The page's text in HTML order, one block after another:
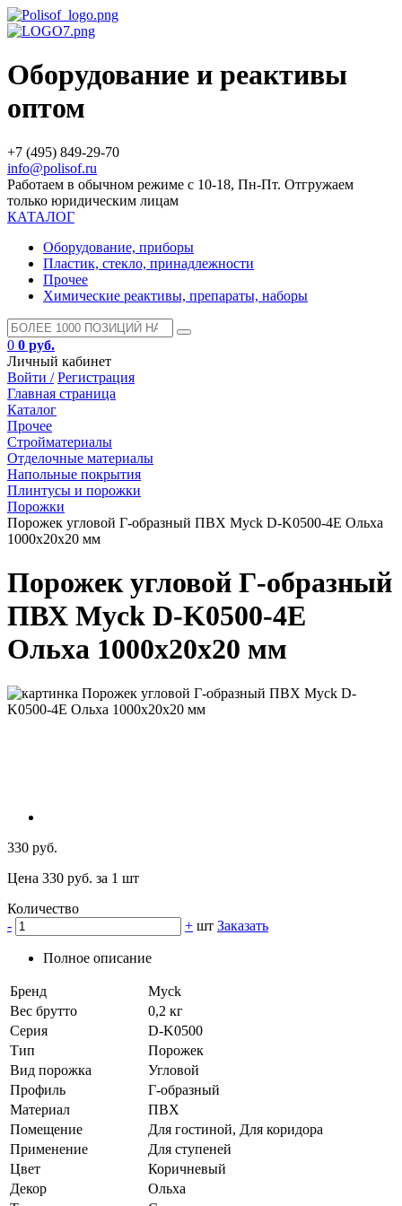
Оборудование и реактивы
оптом
+7 (495) 849-29-70
info@polisof.ru
Работаем в обычном режиме с 10-18, Пн-Пт. Отгружаем
только юридическим лицам
КАТАЛОГ
Оборудование, приборы
Пластик, стекло, принадлежности
Прочее
Химические реактивы, препараты, наборы
0 0 руб.
Личный кабинет
Войти / Регистрация
Главная страница
Каталог
Прочее
Стройматериалы
Отделочные материалы
Напольные покрытия
Плинтусы и порожки
Порожки
Порожек угловой Г-образный ПВХ Myck D-K0500-4Е Ольха
1000х20х20 мм
Порожек угловой Г-образный
ПВХ Myck D-K0500-4Е
Ольха 1000х20х20 мм
330 руб.
Цена 330 руб. за 1 шт
Количество
-
+ шт Заказать
Полное описание
Бренд
Myck
Вес брутто
0,2 кг
Серия
D-K0500
Тип
Порожек
Вид порожка
Угловой
Профиль
Г-образный
Материал
ПВХ
Помещение
Для гостиной, Для коридора
Применение
Для ступеней
Цвет
Коричневый
Декор
Ольха